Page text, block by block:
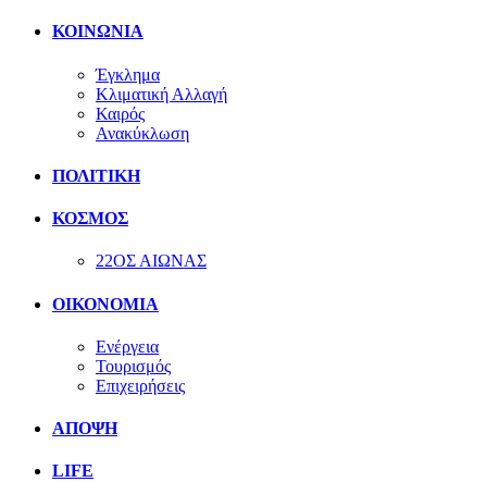
ΚΟΙΝΩΝΙΑ
Έγκλημα
Κλιματική Αλλαγή
Καιρός
Ανακύκλωση
ΠΟΛΙΤΙΚΗ
ΚΟΣΜΟΣ
22ΟΣ ΑΙΩΝΑΣ
ΟΙΚΟΝΟΜΙΑ
Ενέργεια
Τουρισμός
Επιχειρήσεις
ΑΠΟΨΗ
LIFE